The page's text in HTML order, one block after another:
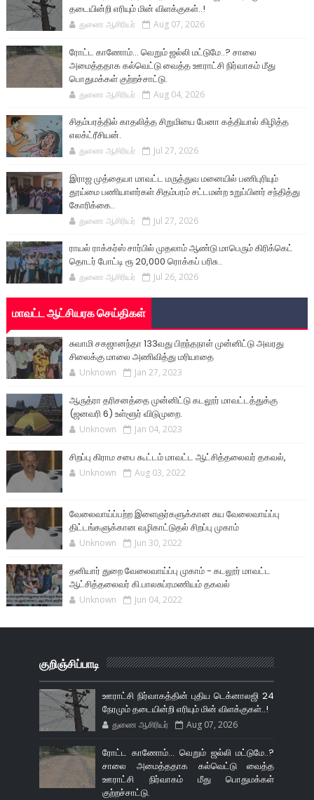
தடையின்றி எரியும் மின் விளக்குகள்..!
துணை ஆசிரியர் Aug 07, 2026
ரோட்ட காணோம்... வெறும் ஜல்லி மட்டுமே..? சாலை
அமைத்ததாக கல்வெட்டு வைத்த ஊராட்சி நிர்வாகம் மீது
பொதுமக்கள் குற்றச்சாட்டு.
துணை ஆசிரியர் Aug 04, 2026
சிதம்பரத்தில் காதலித்த சிறுமியை பேனா கத்தியால் கிழித்த
எலக்ட்ரீசியன்.
துணை ஆசிரியர் Jul 27, 2026
இராஜ முத்தையா மாவட்ட மருத்துவ மனையில் பணிபுரியும்
தூய்மை பணியாளர்கள் சிதம்பரம் சட்டமன்ற உறுப்பினர் சந்தித்து
கோரிக்கை..
துணை ஆசிரியர் Jul 27, 2026
ராயல் ராக்கர்ஸ் சார்பில் முதலாம் ஆண்டு மாபெரும் கிரிக்கெட்
தொடர் போட்டி ரூ 20,000 ரொக்கப் பரிசு..
துணை ஆசிரியர் Jul 26, 2026
மாவட்ட ஆட்சியரக செய்திகள்
சுவாமி சகஜானந்தா 133வது பிறந்தநாள் முன்னிட்டு அவரது
சிலைக்கு மாலை அணிவித்து மரியாதை
Unknown Jan 27, 2023
ஆருத்ரா தரிசனத்தை முன்னிட்டு கடலூர் மாவட்டத்துக்கு
(ஜனவரி 6) உள்ளூர் விடுமுறை.
Unknown Jan 04, 2023
சிறப்பு கிராம சபை கூட்டம் மாவட்ட ஆட்சித்தலைவர் தகவல்,
Unknown Aug 03, 2022
வேலைவாய்ப்பற்ற இளைஞர்களுக்கான சுய வேலைவாய்ப்பு
திட்டங்களுக்கான வழிகாட்டுதல் சிறப்பு முகாம்
Unknown Jun 30, 2022
தனியார் துறை வேலைவாய்ப்பு முகாம் - கடலூர் மாவட்ட
ஆட்சித்தலைவர் கி.பாலசுப்ரமணியம் தகவல்
Unknown Jun 04, 2022
குறிஞ்சிப்பாடி
ஊராட்சி நிர்வாகத்தின் புதிய டெக்னாலஜி 24
நேரமும் தடையின்றி எரியும் மின் விளக்குகள்..!
துணை ஆசிரியர் Aug 07, 2026
ரோட்ட காணோம்... வெறும் ஜல்லி மட்டுமே..?
சாலை அமைத்ததாக கல்வெட்டு வைத்த
ஊராட்சி நிர்வாகம் மீது பொதுமக்கள்
குற்றச்சாட்டு.